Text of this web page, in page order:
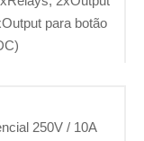
para botão
250V / 10A